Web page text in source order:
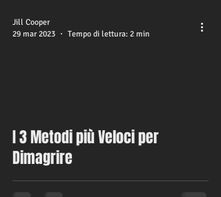
I 3 Metodi più Veloci per
Dimagrire
Jill Cooper
29 mar 2023
Tempo di lettura: 2 min